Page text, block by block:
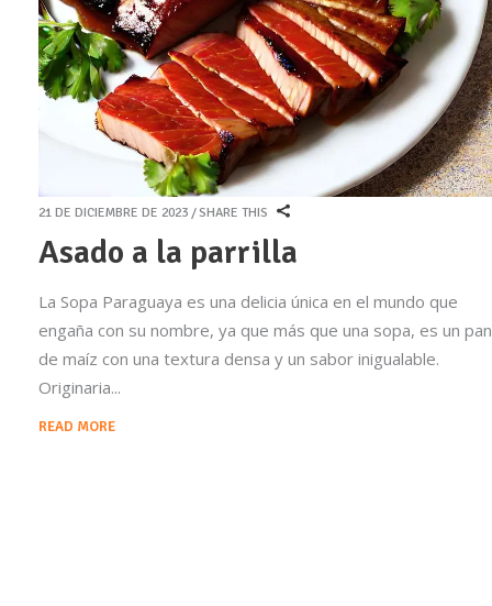
21 DE DICIEMBRE DE 2023 SHARE THIS
Asado a la parrilla
La Sopa Paraguaya es una delicia única en el mundo que
engaña con su nombre, ya que más que una sopa, es un pan
de maíz con una textura densa y un sabor inigualable.
Originaria
READ MORE